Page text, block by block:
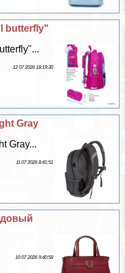
butterfly"
12 07 2026 18:19:30
Gray
Gray...
11 07 2026 8:41:51
10 07 2026 9:40:58